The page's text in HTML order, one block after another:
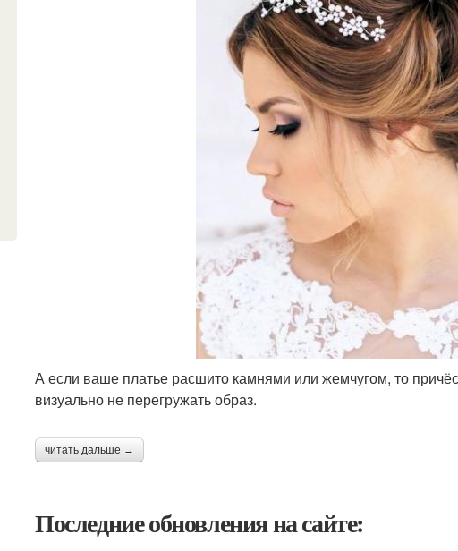
А если ваше платье расшито камнями или жемчугом, то
визуально не перегружать образ.
читать дальше →
Последние обновления на сайте: